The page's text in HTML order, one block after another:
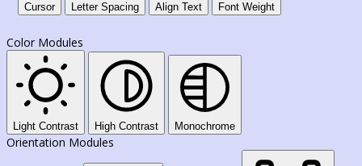
Cursor Letter Spacing Align Text Font Weight
Color Modules
Light Contrast High Contrast Monochrome
Orientation Modules